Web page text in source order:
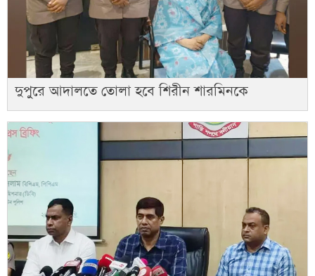
দুপুরে আদালতে তোলা হবে শিরীন শারমিনকে